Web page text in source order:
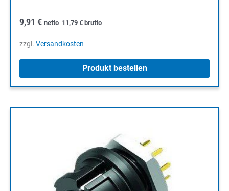
9,91 € netto 11,79 € brutto
zzgl. Versandkosten
Produkt bestellen